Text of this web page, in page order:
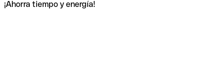
¡Ahorra tiempo y energía!